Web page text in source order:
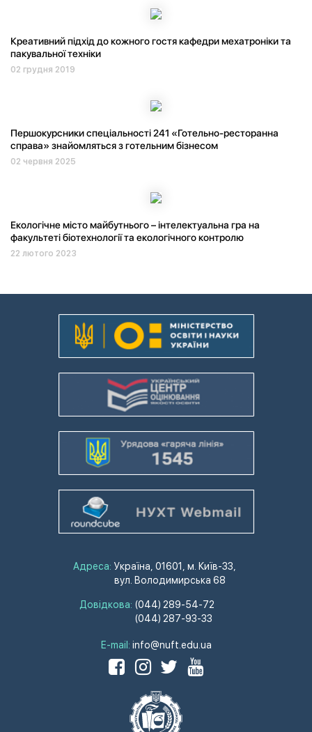
Креативний підхід до кожного гостя кафедри мехатроніки та
пакувальної техніки
02 грудня 2019
Першокурсники спеціальності 241 «Готельно-ресторанна
справа» знайомляться з готельним бізнесом
02 червня 2025
Екологічне місто майбутнього – інтелектуальна гра на
факультеті біотехнології та екологічного контролю
22 лютого 2023
Адреса: Україна, 01601, м. Київ-33,
вул. Володимирська 68
Довідкова: (044) 289-54-72
(044) 287-93-33
E-mail: info@nuft.edu.ua